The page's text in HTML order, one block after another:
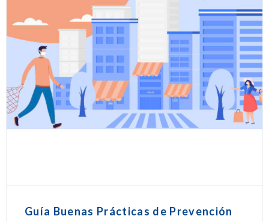
Guía Buenas Prácticas de Prevención